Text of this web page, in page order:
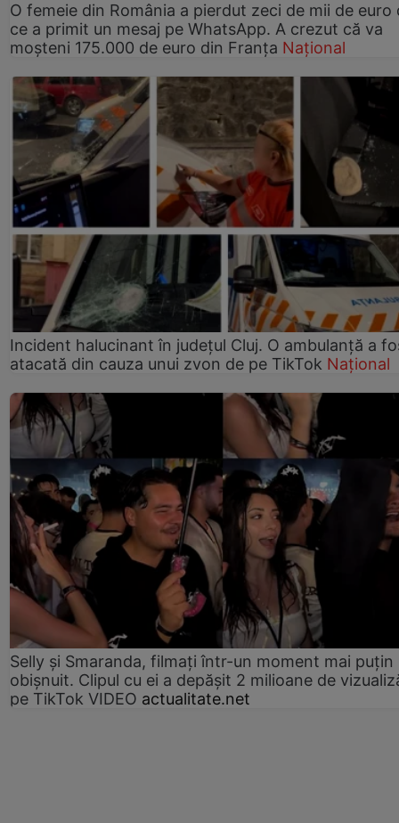
O femeie din România a pierdut zeci de mii de euro
ce a primit un mesaj pe WhatsApp. A crezut că va
moșteni 175.000 de euro din Franța Național
Incident halucinant în județul Cluj. O ambulanță a
atacată din cauza unui zvon de pe TikTok Național
Selly și Smaranda, filmați într-un moment mai puțin
obișnuit. Clipul cu ei a depășit 2 milioane de
pe TikTok VIDEO actualitate.net